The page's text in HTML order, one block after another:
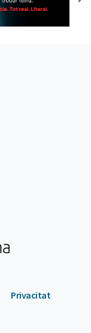
Privacitat